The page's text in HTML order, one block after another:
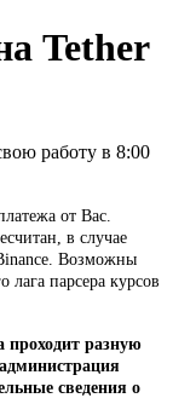
Tether
работу в 8:00
от Вас.
в случае
Возможны
лага парсера курсов
разную
сведения о